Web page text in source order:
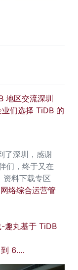
地区交流深圳
们选择 TiDB 的
了深圳，感谢
们，终于又在
资料下载专区
络综合运营管
趣丸基于 TiDB
到 6.…